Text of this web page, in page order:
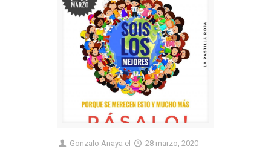
Gonzalo Anaya el 28 marzo, 2020